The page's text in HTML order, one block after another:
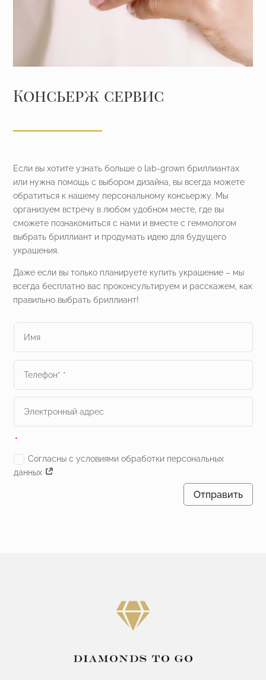
Консьерж сервис
Если вы хотите узнать больше о lab-grown бриллиантах
или нужна помощь с выбором дизайна, вы всегда можете
обратиться к нашему персональному консьержу. Мы
организуем встречу в любом удобном месте, где вы
сможете познакомиться с нами и вместе с геммологом
выбрать бриллиант и продумать идею для будущего
украшения.
Даже если вы только планируете купить украшение – мы
всегда бесплатно вас проконсультируем и расскажем, как
правильно выбрать бриллиант!
Согласны с условиями обработки персональных
данных
Отправить
